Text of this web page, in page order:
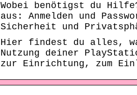
Wobei benötigst du
aus: Anmelden und
Sicherheit und
Hier findest du alles,
Nutzung deiner
zur Einrichtung, zum